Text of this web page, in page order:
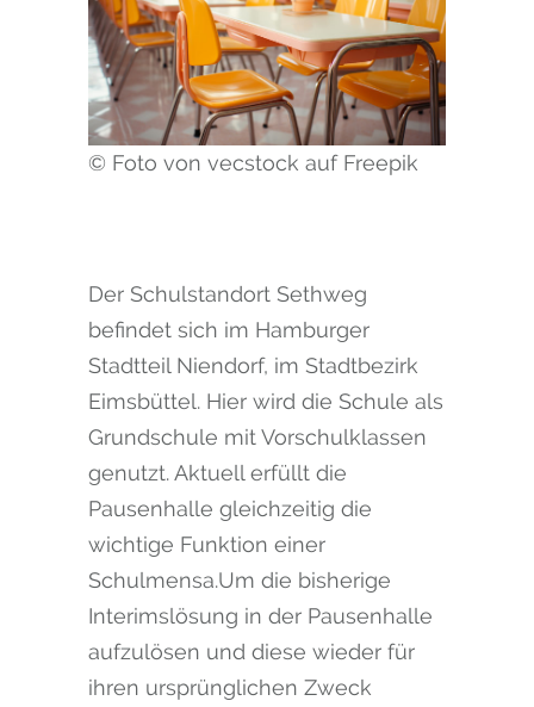
© Foto von vecstock auf Freepik
Der Schulstandort Sethweg
befindet sich im Hamburger
Stadtteil Niendorf, im Stadtbezirk
Eimsbüttel. Hier wird die Schule als
Grundschule mit Vorschulklassen
genutzt. Aktuell erfüllt die
Pausenhalle gleichzeitig die
wichtige Funktion einer
Schulmensa.Um die bisherige
Interimslösung in der Pausenhalle
aufzulösen und diese wieder für
ihren ursprünglichen Zweck